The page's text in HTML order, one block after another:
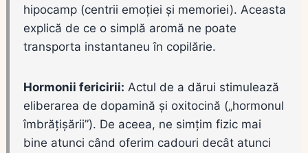
hipocamp (centrii emoției și memoriei). Aceasta
explică de ce o simplă aromă ne poate
transporta instantaneu în copilărie.
Hormonii fericirii: Actul de a dărui stimulează
eliberarea de dopamină și oxitocină („hormonul
îmbrățișării”). De aceea, ne simțim fizic mai
bine atunci când oferim cadouri decât atunci